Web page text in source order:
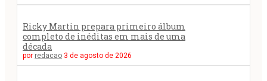
Ricky Martin prepara primeiro álbum
completo de inéditas em mais de uma
década
por redacao 3 de agosto de 2026